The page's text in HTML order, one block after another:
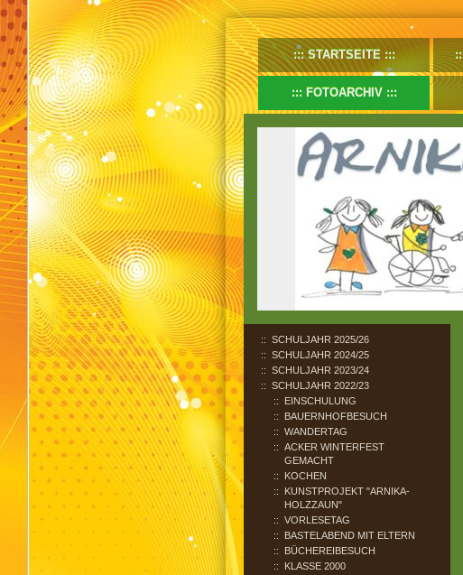
STARTSEITE
FOTOARCHIV
SCHULJAHR 2025/26
SCHULJAHR 2024/25
SCHULJAHR 2023/24
SCHULJAHR 2022/23
EINSCHULUNG
BAUERNHOFBESUCH
WANDERTAG
ACKER WINTERFEST
GEMACHT
KOCHEN
KUNSTPROJEKT "ARNIKA-
HOLZZAUN"
VORLESETAG
BASTELABEND MIT ELTERN
BÜCHEREIBESUCH
KLASSE 2000